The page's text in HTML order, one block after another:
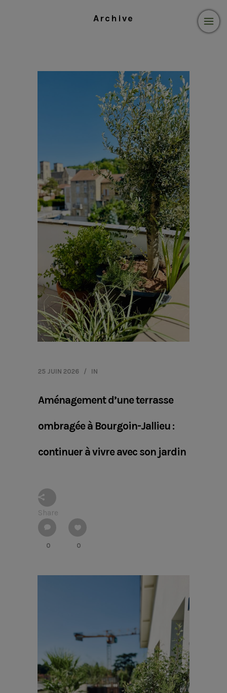
Archive
25 JUIN 2026 IN
Aménagement d’une terrasse
ombragée à Bourgoin-Jallieu :
continuer à vivre avec son jardin
Share
0 0